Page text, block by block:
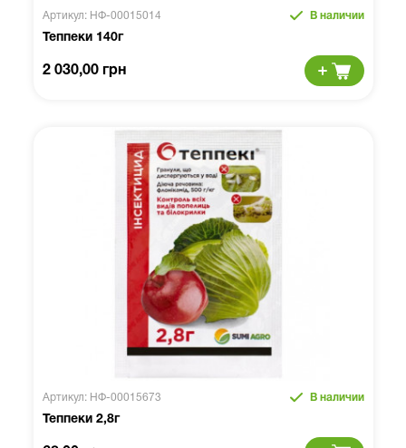
Артикул: НФ-00015014 В наличии
Теппеки 140г
2 030,00 грн
Артикул: НФ-00015673 В наличии
Теппеки 2,8г